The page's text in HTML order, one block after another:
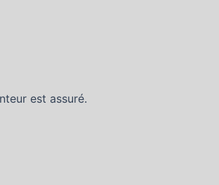
est assuré.